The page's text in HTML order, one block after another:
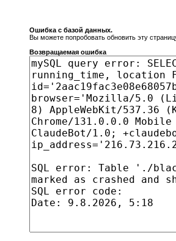
Ошибка с базой данных.
Вы можете попробовать обновить эту
Возвращаемая ошибка